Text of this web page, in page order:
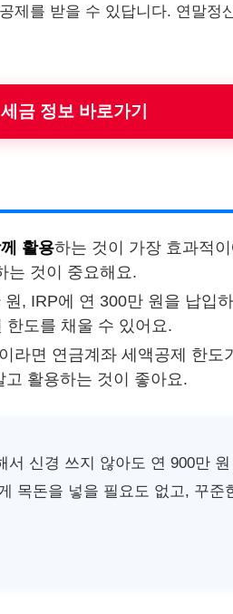
제를 받을 수 있답니다. 연말정
금 정보 바로가기
활용하는 것이 가장 효과적
는 것이 중요해요.
, IRP에 연 300만 원을 납입
도를 채울 수 있어요.
라면 연금계좌 세액공제 한도
활용하는 것이 좋아요.
신경 쓰지 않아도 연 900만
목돈을 넣을 필요도 없고, 꾸준